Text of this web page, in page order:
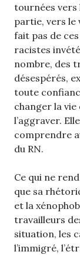
tournées vers
partie, vers le
fait pas de
racistes
nombre, des
désespérés,
toute
changer la
l’aggraver.
comprendre
du RN.
Ce qui ne
que sa
et la
travailleurs
situation, les
l’immigré,